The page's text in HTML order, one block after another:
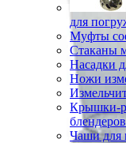
для
Муфты
Стаканы
Насадки
Ножи
Крышки-
блендеров
Чаши для